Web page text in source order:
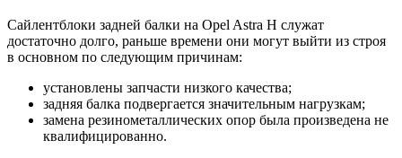
Сайлентблоки задней балки на Opel Astra H служат
достаточно долго, раньше времени они могут выйти из строя
в основном по следующим причинам:
установлены запчасти низкого качества;
задняя балка подвергается значительным нагрузкам;
замена резинометаллических опор была произведена не
квалифицированно.